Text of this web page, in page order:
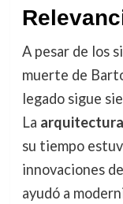
A pesar de los
muerte de
legado sigue
La
su tiempo
innovaciones
ayudó a